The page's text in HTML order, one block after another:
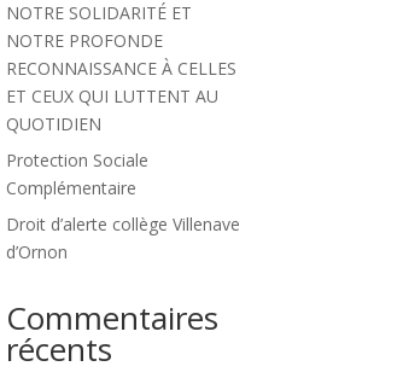
NOTRE SOLIDARITÉ ET
NOTRE PROFONDE
RECONNAISSANCE À CELLES
ET CEUX QUI LUTTENT AU
QUOTIDIEN
Protection Sociale
Complémentaire
Droit d’alerte collège Villenave
d’Ornon
Commentaires
récents